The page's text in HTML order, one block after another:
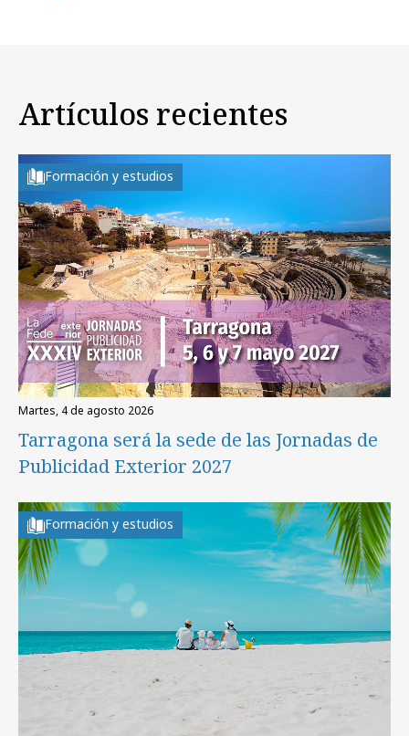
Artículos recientes
Formación y estudios
martes, 4 de agosto 2026
Tarragona será la sede de las Jornadas de
Publicidad Exterior 2027
Formación y estudios